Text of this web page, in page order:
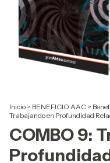
Inicio > BENEFICIO AAC >
Trabajando en Profundidad
COMBO 9: